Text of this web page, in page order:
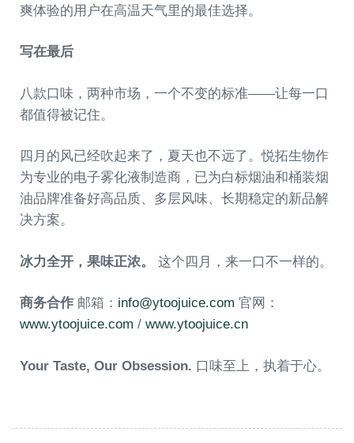
爽体验的用户在高温天气里的最佳选择。
写在最后
八款口味，两种市场，一个不变的标准——让每一口
都值得被记住。
四月的风已经吹起来了，夏天也不远了。悦拓生物作
为专业的电子雾化液制造商，已为白标烟油和桶装烟
油品牌准备好高品质、多层风味、长期稳定的新品解
决方案。
冰力全开，果味正浓。 这个四月，来一口不一样的。
商务合作 邮箱： info@ytoojuice.com 官网：
www.ytoojuice.com / www.ytoojuice.cn
Your Taste, Our Obsession. 口味至上，执着于心。